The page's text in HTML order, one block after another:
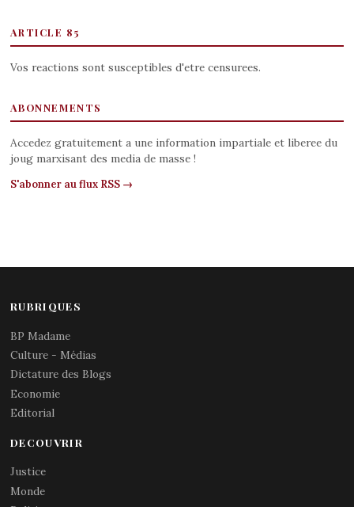
ARTICLE 85
Vos reactions sont susceptibles d'etre censurees.
ABONNEMENTS
Accedez gratuitement a une information impartiale et liberee du
joug marxisant des media de masse !
S'abonner au flux RSS →
RUBRIQUES
BP Madame
Culture - Médias
Dictature des Blogs
Economie
Editorial
DECOUVRIR
Justice
Monde